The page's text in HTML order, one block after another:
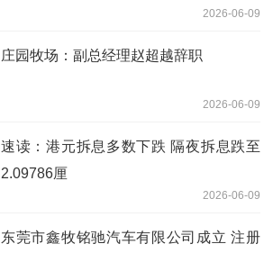
2026-06-09
庄园牧场：副总经理赵超越辞职
2026-06-09
速读：港元拆息多数下跌 隔夜拆息跌至
2.09786厘
2026-06-09
东莞市鑫牧铭驰汽车有限公司成立 注册